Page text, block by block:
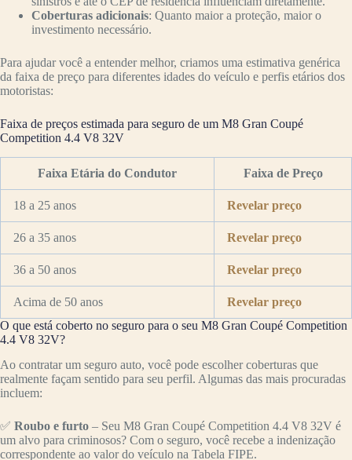
Coberturas adicionais: Quanto maior a proteção, maior o
investimento necessário.
Para ajudar você a entender melhor, criamos uma estimativa genérica
da faixa de preço para diferentes idades do veículo e perfis etários dos
motoristas:
Faixa de preços estimada para seguro de um M8 Gran Coupé
Competition 4.4 V8 32V
Faixa Etária do Condutor Faixa de Preço
18 a 25 anos Revelar preço
26 a 35 anos Revelar preço
36 a 50 anos Revelar preço
Acima de 50 anos
Revelar preço
O que está coberto no seguro para o seu M8 Gran Coupé Competition
4.4 V8 32V?
Ao contratar um seguro auto, você pode escolher coberturas que
realmente façam sentido para seu perfil. Algumas das mais procuradas
incluem:
✅ Roubo e furto – Seu M8 Gran Coupé Competition 4.4 V8 32V é
um alvo para criminosos? Com o seguro, você recebe a indenização
correspondente ao valor do veículo na Tabela FIPE.